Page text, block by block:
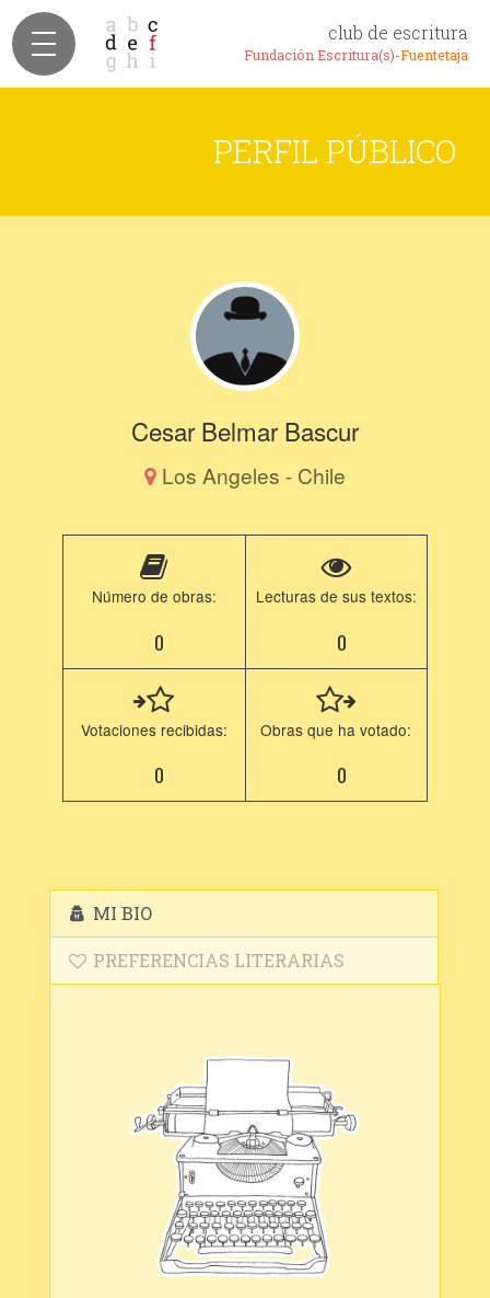
club de escritura
Fundación Escritura(s)-Fuentetaja
PERFIL PÚBLICO
Cesar Belmar Bascur
Los Angeles - Chile
Número de obras:
0
Lecturas de sus textos:
0
Votaciones recibidas:
0
Obras que ha votado:
0
MI BIO
PREFERENCIAS LITERARIAS